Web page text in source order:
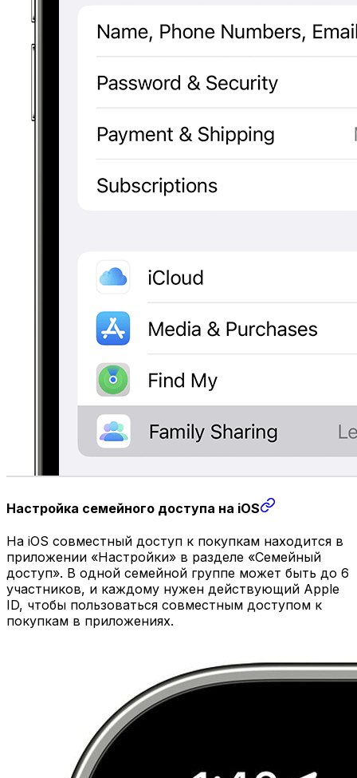
Настройка семейного доступа на iOS
На iOS совместный доступ к покупкам находится в
приложении «Настройки» в разделе «Семейный
доступ». В одной семейной группе может быть до 6
участников, и каждому нужен действующий Apple
ID, чтобы пользоваться совместным доступом к
покупкам в приложениях.